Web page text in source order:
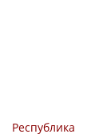
Республика